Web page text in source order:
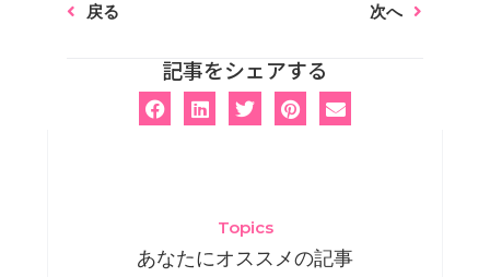
戻る 次へ
記事をシェアする
Topics
あなたにオススメの記事